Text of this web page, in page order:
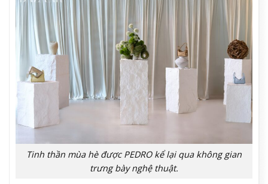
Tinh thần mùa hè được PEDRO kể lại qua không gian
trưng bày nghệ thuật.